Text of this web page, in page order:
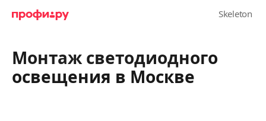
Монтаж светодиодного
освещения в Москве